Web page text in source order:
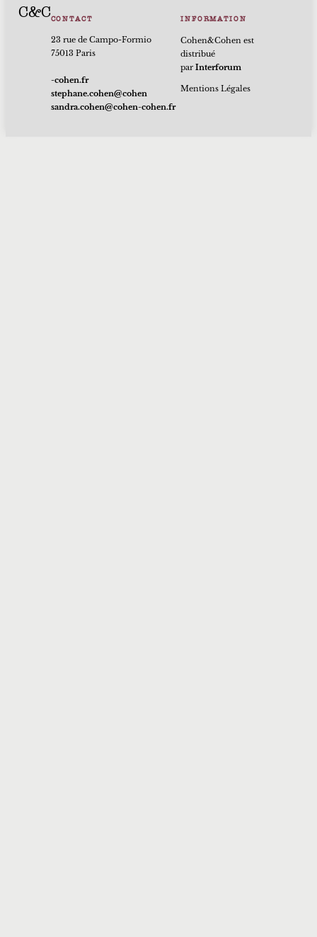
C&CCONTACT
23 rue de Campo-Formio
75013 Paris
rf.nehoc-
nehoc@nehoc.enahpets
rf.nehoc-nehoc@nehoc.ardnas
INFORMATION
Cohen&Cohen est
distribué
parInterforum
Mentions Légales